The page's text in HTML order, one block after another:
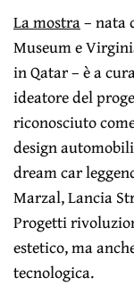
La mostra– nata
Museum e
in Qatar – è a
ideatore del
riconosciuto
design
dream car
Marzal, Lancia
Progetti
estetico, ma
tecnologica.